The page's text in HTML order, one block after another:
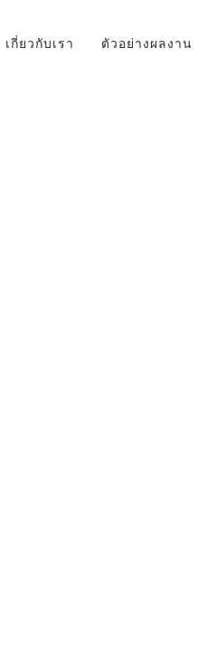
เกี่ยวกับเรา ตัวอย่างผลงาน